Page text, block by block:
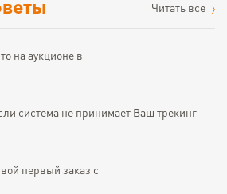
Читать все
на аукционе в
система не принимает Ваш трекинг
первый заказ с